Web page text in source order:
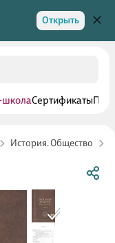
Открыть
школаСертификаты
История. Общество